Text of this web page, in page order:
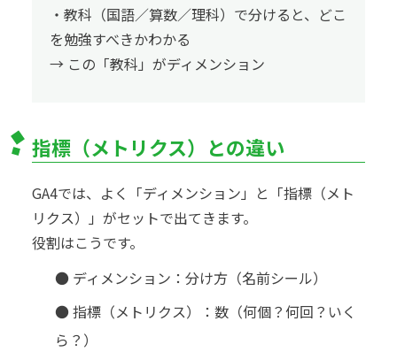
・教科（国語／算数／理科）で分けると、どこ
を勉強すべきかわかる
→ この「教科」がディメンション
指標（メトリクス）との違い
GA4では、よく「ディメンション」と「指標（メト
リクス）」がセットで出てきます。
役割はこうです。
● ディメンション：分け方（名前シール）
● 指標（メトリクス）：数（何個？何回？いく
ら？）